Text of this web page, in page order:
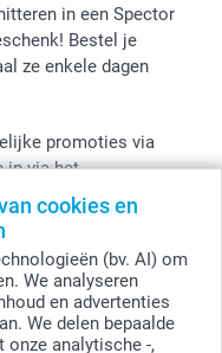
cookies en
(bv. AI) om
We analyseren
en advertenties
We delen bepaalde
analytische -,
in een Spector
Bestel je
ze enkele dagen
promoties via
in via het
toegepast.
exclusief verzendkosten.